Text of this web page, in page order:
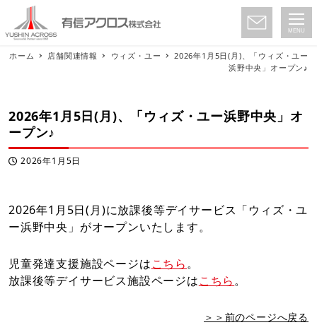
MENU
ホーム 店舗関連情報 ウィズ・ユー
2026年1月5日(月)、「ウィズ・ユー
浜野中央」オープン♪
2026年1月5日(月)、「ウィズ・ユー浜野中央」オ
ープン♪
投稿日2026年1月5日
2026年1月5日(月)に放課後等デイサービス「ウィズ・ユ
ー浜野中央」がオープンいたします。
児童発達支援施設ページはこちら。
放課後等デイサービス施設ページはこちら。
＞＞前のページへ戻る